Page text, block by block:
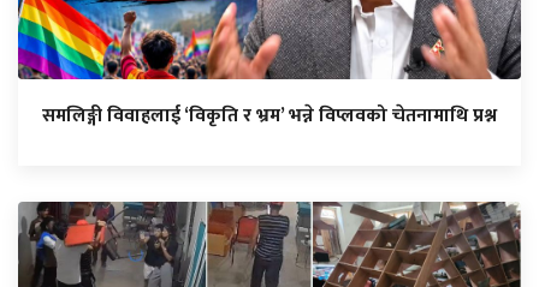
समलिङ्गी विवाहलाई ‘विकृति र भ्रम’ भन्ने विप्लवको चेतनामाथि प्रश्न